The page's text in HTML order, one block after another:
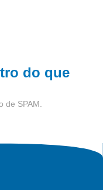
do que
de SPAM.